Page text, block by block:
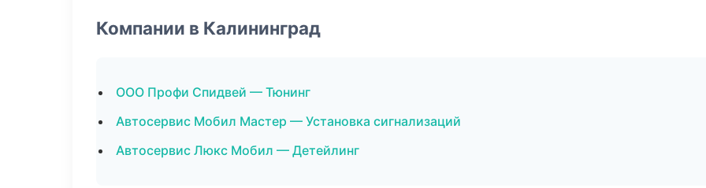
Компании в Калининград
ООО Профи Спидвей — Тюнинг
Автосервис Мобил Мастер — Установка сигнализаций
Автосервис Люкс Мобил — Детейлинг